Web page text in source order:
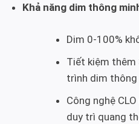
Khả năng dim thông
Dim 0-100%
Tiết kiệm thêm
trình dim thông
Công nghệ
duy trì quang